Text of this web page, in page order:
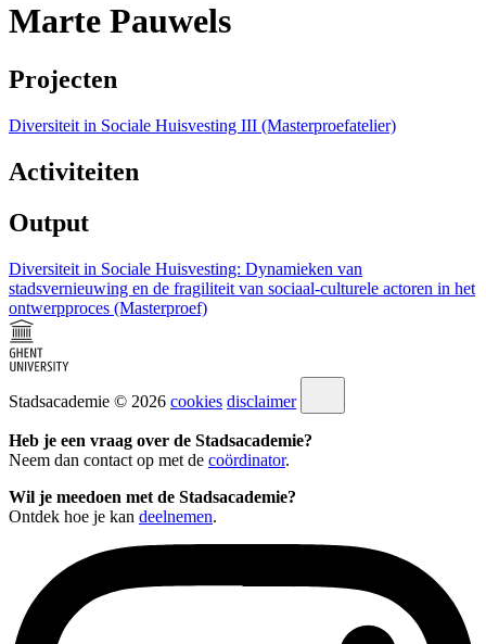
Marte Pauwels
Projecten
Diversiteit in Sociale Huisvesting III (Masterproefatelier)
Activiteiten
Output
Diversiteit in Sociale Huisvesting: Dynamieken van
stadsvernieuwing en de fragiliteit van sociaal-culturele actoren in het
ontwerpproces (Masterproef)
Stadsacademie © 2026 cookies disclaimer
Heb je een vraag over de Stadsacademie?
Neem dan contact op met de coördinator.
Wil je meedoen met de Stadsacademie?
Ontdek hoe je kan deelnemen.